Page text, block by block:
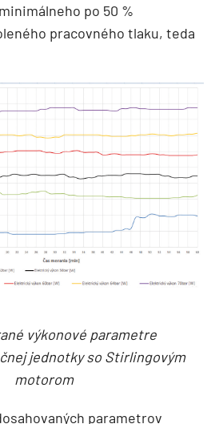
po 50 %
pracovného tlaku, teda
výkonové parametre
jednotky so Stirlingovým
motorom
parametrov